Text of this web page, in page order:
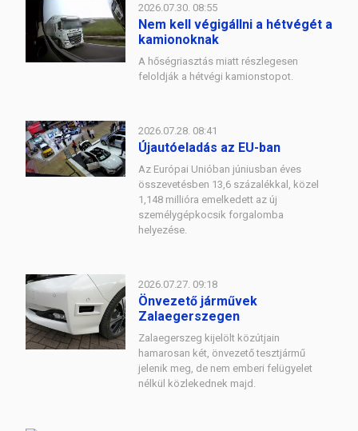
2026.07.30. 08:55
Nem kell végigállni a hétvégét a
kamionoknak
A hőségriasztás miatt részlegesen
feloldják a hétvégi kamionstopot.
2026.07.28. 08:41
Újautóeladás az EU-ban
Az Európai Unióban júniusban éves
összevetésben 13,6 százalékkal, közel
1,148 millióra emelkedett az új
személygépkocsik forgalomba
helyezése.
2026.07.27. 09:18
Önvezető járművek
Zalaegerszegen
Zalaegerszeg kijelölt közútjain
hamarosan két, önvezető tesztjármű
jelenik meg, de nem emberi felügyelet
nélkül közlekednek majd.